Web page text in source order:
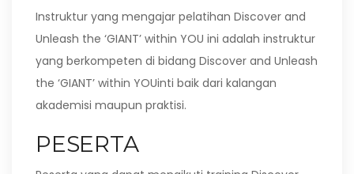
Instruktur yang mengajar pelatihan Discover and
Unleash the ‘GIANT’ within YOU ini adalah instruktur
yang berkompeten di bidang Discover and Unleash
the ‘GIANT’ within YOUinti baik dari kalangan
akademisi maupun praktisi.
PESERTA